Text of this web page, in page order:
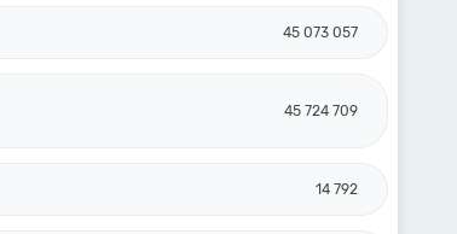
45 073 057
45 724 709
14 792